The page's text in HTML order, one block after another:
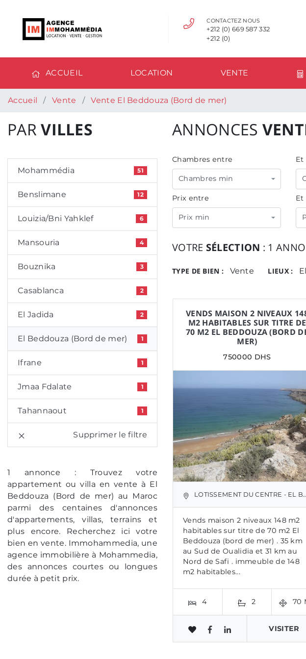
CONTACTEZ NOUS
+212 (0) 669 587 332
+212 (0)
ACCUEIL LOCATION VENTE
Accueil Vente Vente El Beddouza (Bord de mer)
PARVILLES
Mohammédia 51
Benslimane 12
Louizia/Bni Yahklef 6
Mansouria 4
Bouznika 3
Casablanca 2
El Jadida 2
El Beddouza (Bord de mer) 1
Ifrane 1
Jmaa Fdalate 1
Tahannaout 1
Supprimer le filtre
1 annonce : Trouvez votre
appartement ou villa en vente à El
Beddouza (Bord de mer) au Maroc
parmi des centaines d'annonces
d'appartements, villas, terrains et
plus encore. Recherchez ici votre
bien en vente. Immohammedia, une
agence immobilière à Mohammedia,
des annonces courtes ou longues
durée à petit prix.
ANNONCES
Chambres entre
Chambres min
Et
Prix entre
Prix min
Et
VOTRE SÉLECTION : 1
TYPE DE BIEN : Vente LIEUX :
VENDS MAISON 2 NIVEAUX
M2 HABITABLES SUR TITRE DE
70 M2 EL BEDDOUZA (BORD
MER)
750000 DHS
LOTISSEMENT DU CENTRE - EL BEDDOUZA (BORD DE MER)
Vends maison 2 niveaux 148 m2
habitables sur titre de 70 m2 El
Beddouza (bord de mer) . 35 km
au Sud de Oualidia et 31 km au
Nord de Safi . immeuble de 148
m2 habitables...
4 2 70
VISITER